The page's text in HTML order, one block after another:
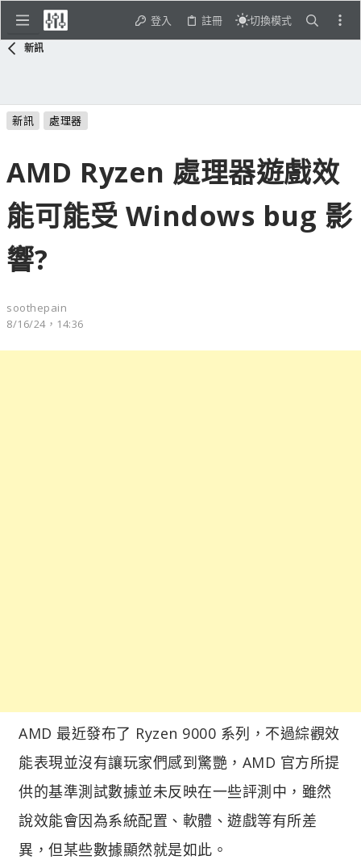
登入 註冊 切換模式
新訊
新訊 處理器
AMD Ryzen 處理器遊戲效
能可能受 Windows bug 影
響?
soothepain
8/16/24，14:36
AMD 最近發布了 Ryzen 9000 系列，不過綜觀效
能表現並沒有讓玩家們感到驚艷，AMD 官方所提
供的基準測試數據並未反映在一些評測中，雖然
說效能會因為系統配置、軟體、遊戲等有所差
異，但某些數據顯然就是如此。